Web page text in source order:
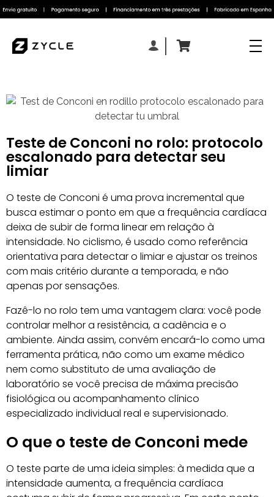
Teste de Conconi no rolo: protocolo
escalonado para detectar seu
limiar
O teste de Conconi é uma prova incremental que
busca estimar o ponto em que a frequência cardíaca
deixa de subir de forma linear em relação à
intensidade. No ciclismo, é usado como referência
orientativa para detectar o limiar e ajustar os treinos
com mais critério durante a temporada, e não
apenas por sensações.
Fazê-lo no rolo tem uma vantagem clara: você pode
controlar melhor a resistência, a cadência e o
ambiente. Ainda assim, convém encará-lo como uma
ferramenta prática, não como um exame médico
nem como substituto de uma avaliação de
laboratório se você precisa de máxima precisão
fisiológica ou acompanhamento clínico
especializado individual real e supervisionado.
O que o teste de Conconi mede
O teste parte de uma ideia simples: à medida que a
intensidade aumenta, a frequência cardíaca